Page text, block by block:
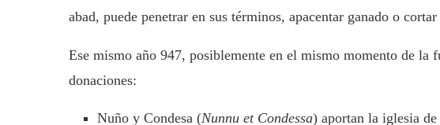
abad, puede penetrar en sus términos, apacentar ganado o
Ese mismo año 947, posiblemente en el mismo momento de la
donaciones:
Nuño y Condesa (Nunnu et Condessa) aportan la iglesia